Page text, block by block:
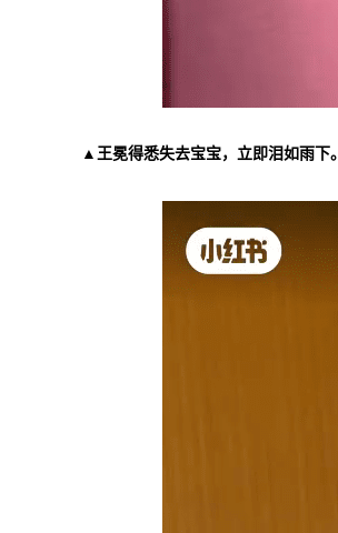
▲王冕得悉失去宝宝，立即泪如雨下。